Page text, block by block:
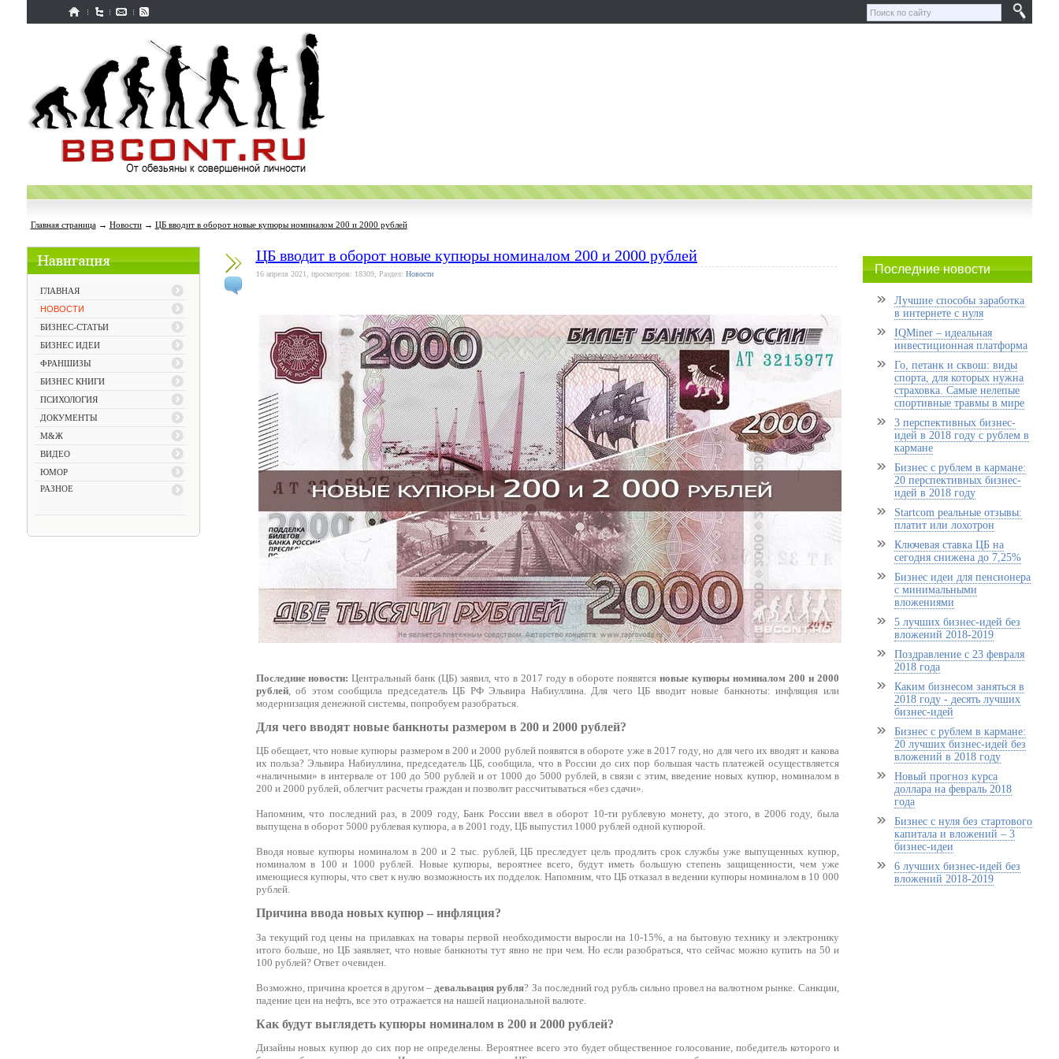
Главная страница→ Новости→ ЦБ вводит в оборот новые купюры номиналом 200 и 2000 рублей
ГЛАВНАЯ
НОВОСТИ
БИЗНЕС-СТАТЬИ
БИЗНЕС ИДЕИ
ФРАНШИЗЫ
БИЗНЕС КНИГИ
ПСИХОЛОГИЯ
ДОКУМЕНТЫ
М&Ж
ВИДЕО
ЮМОР
РАЗНОЕ
ЦБ вводит в оборот новые купюры номиналом 200 и 2000 рублей
16 апреля 2021, просмотров: 18309, Раздел: Новости
Последние новости: Центральный банк (ЦБ) заявил, что в 2017 году в обороте появятсяновые купюры номиналом 200 и 2000
рублей, об этом сообщила председатель ЦБ РФ Эльвира Набиуллина. Для чего ЦБ вводит новые банкноты: инфляция или
модернизация денежной системы, попробуем разобраться.
Для чего вводят новые банкноты размером в 200 и 2000 рублей?
ЦБ обещает, что новые купюры размером в 200 и 2000 рублей появятся в обороте уже в 2017 году, но для чего их вводят и какова
их польза? Эльвира Набиуллина, председатель ЦБ, сообщила, что в России до сих пор большая часть платежей осуществляется
«наличными» в интервале от 100 до 500 рублей и от 1000 до 5000 рублей, в связи с этим, введение новых купюр, номиналом в
200 и 2000 рублей, облегчит расчеты граждан и позволит рассчитываться «без сдачи».
Напомним, что последний раз, в 2009 году, Банк России ввел в оборот 10-ти рублевую монету, до этого, в 2006 году, была
выпущена в оборот 5000 рублевая купюра, а в 2001 году, ЦБ выпустил 1000 рублей одной купюрой.
Вводя новые купюры номиналом в 200 и 2 тыс. рублей, ЦБ преследует цель продлить срок службы уже выпущенных купюр,
номиналом в 100 и 1000 рублей. Новые купюры, вероятнее всего, будут иметь большую степень защищенности, чем уже
имеющиеся купюры, что свет к нулю возможность их подделок. Напомним, что ЦБ отказал в ведении купюры номиналом в 10 000
рублей.
Причина ввода новых купюр – инфляция?
За текущий год цены на прилавках на товары первой необходимости выросли на 10-15%, а на бытовую технику и электронику
итого больше, но ЦБ заявляет, что новые банкноты тут явно не при чем. Но если разобраться, что сейчас можно купить на 50 и
100 рублей? Ответ очевиден.
Возможно, причина кроется в другом – девальвация рубля? За последний год рубль сильно провел на валютном рынке. Санкции,
падение цен на нефть, все это отражается на нашей национальной валюте.
Как будут выглядеть купюры номиналом в 200 и 2000 рублей?
Дизайны новых купюр до сих пор не определены. Вероятнее всего это будет общественное голосование, победитель которого и
Последние новости
Лучшие способы заработка
в интернете с нуля
IQMiner – идеальная
инвестиционная платформа
Го, петанк и сквош: виды
спорта, для которых нужна
страховка. Самые нелепые
спортивные травмы в мире
3 перспективных бизнес-
идей в 2018 году с рублем в
кармане
Бизнес с рублем в кармане:
20 перспективных бизнес-
идей в 2018 году
Startcom реальные отзывы:
платит или лохотрон
Ключевая ставка ЦБ на
сегодня снижена до 7,25%
Бизнес идеи для пенсионера
с минимальными
вложениями
5 лучших бизнес-идей без
вложений 2018-2019
Поздравление с 23 февраля
2018 года
Каким бизнесом заняться в
2018 году - десять лучших
бизнес-идей
Бизнес с рублем в кармане:
20 лучших бизнес-идей без
вложений в 2018 году
Новый прогноз курса
доллара на февраль 2018
года
Бизнес с нуля без стартового
капитала и вложений – 3
бизнес-идеи
6 лучших бизнес-идей без
вложений 2018-2019